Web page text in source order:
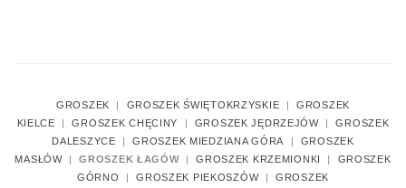
GROSZEK GROSZEK ŚWIĘTOKRZYSKIE
GROSZEK
KIELCE |GROSZEK CHĘCINY GROSZEK JĘDRZEJÓW|GROSZEK
DALESZYCE |GROSZEK MIEDZIANA GÓRA
GROSZEK
MASŁÓW|GROSZEK ŁAGÓW |GROSZEK KRZEMIONKI
GROSZEK
GÓRNO
|GROSZEK PIEKOSZÓW| GROSZEK